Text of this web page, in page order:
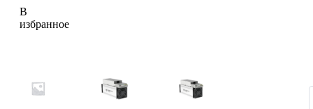
В
избранное